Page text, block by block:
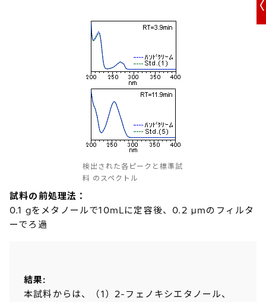
検出された各ピークと標準試
料 のスペクトル
試料の前処理法：
0.1 gをメタノールで10mLに定容後、0.2 µmのフィルタ
ーでろ過
結果:
本試料からは、（1）2-フェノキシエタノール、